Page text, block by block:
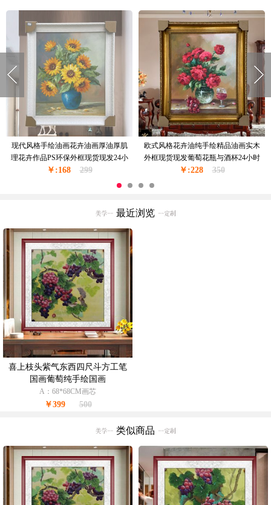
现代风格手绘油画花卉油画厚油厚肌
理花卉作品PS环保外框现货现发24小
时之内发货
￥:168 299
欧式风格花卉油纯手绘精品油画实木
外框现货现发葡萄花瓶与酒杯24小时
之内发货
￥:228 350
最近浏览
喜上枝头紫气东西四尺斗方工笔
国画葡萄纯手绘国画
A：68*68CM画芯
￥399 500
类似商品